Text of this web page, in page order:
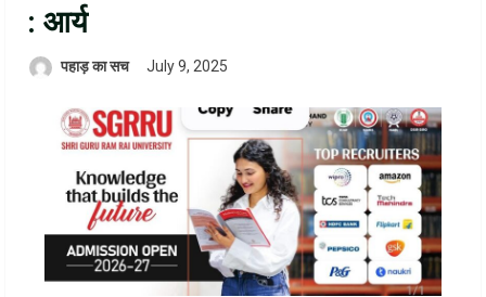
: आर्य
पहाड़ का सच July 9, 2025